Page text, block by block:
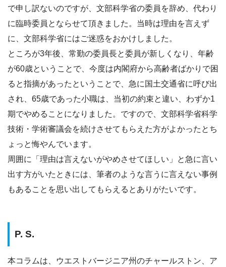
で申し訳ないのですが、文部科学省の委員を辞め、代わり
に臨時委員とならせて頂きました。当時は理由を言えず
に、文部科学省にはご迷惑をおかけしました。
ところが3年後、常勤の委員長と委員が新しくなり、年齢
が60歳ということで、今度は内閣府から高齢者ばかりで困
ると指摘があったということで、急に国土交通省に呼び出
され、65歳であった小職は、当初の約束と違い、わずか1
期でやめることになりました。ですので、文部科学省科学
技術・学術審議会を続けさせてもらえた方がよかったとち
ょっと悔やんでいます。
周囲に「理由は言えないがやめさせてほしい」と急に言い
出す方がいたときには、筆者のような言うに言えない事例
もあることを思い出してもらえるとありがたいです。
P. S.
本コラムは、ウエストバージニア州のチャールストン、ア